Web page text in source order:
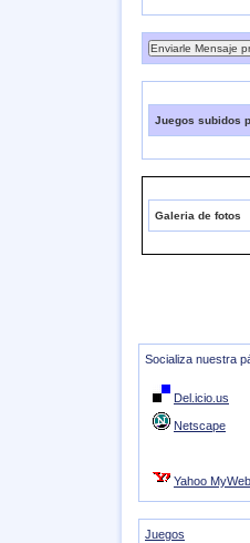
Juegos subidos
Galeria de fotos
Socializa nuestra
Del.icio.us
Netscape
Yahoo MyWeb
Juegos